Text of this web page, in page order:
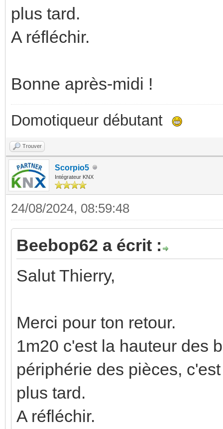
plus tard.
A réfléchir.
Bonne après-midi !
Domotiqueur débutant
Trouver
Scorpio5
Intégrateur KNX
24/08/2024, 08:59:48
Beebop62 a écrit :
Salut Thierry,
Merci pour ton retour.
1m20 c'est la hauteur des
périphérie des pièces,
plus tard.
A réfléchir.